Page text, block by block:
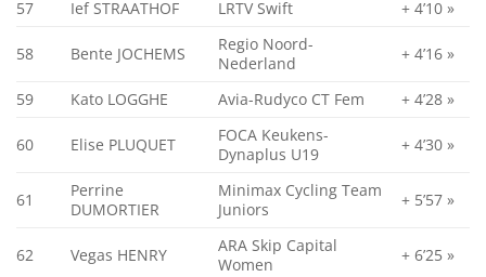
57 Ief STRAATHOF LRTV Swift + 4’10 »
58 Bente JOCHEMS
Regio Noord-
Nederland
+ 4’16 »
59 Kato LOGGHE Avia-Rudyco CT Fem + 4’28 »
60 Elise PLUQUET
FOCA Keukens-
Dynaplus U19
+ 4’30 »
61
Perrine
DUMORTIER
Minimax Cycling Team
Juniors
+ 5’57 »
62 Vegas HENRY
ARA Skip Capital
Women
+ 6’25 »